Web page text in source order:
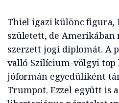
Thiel igazi különc figura,
született, de Amerikában
szerzett jogi diplomát. A
valló Szilícium-völgyi top
jóformán egyedüliként
Trumpot. Ezzel együtt is